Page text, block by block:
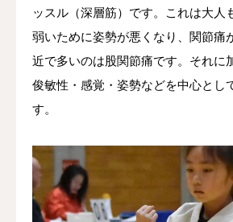
ッスル（深層筋）です。これは大人
弱いために姿勢が悪くなり、関節痛
近で多いのは股関節痛です。それに
俊敏性・感覚・姿勢などを中心とし
す。